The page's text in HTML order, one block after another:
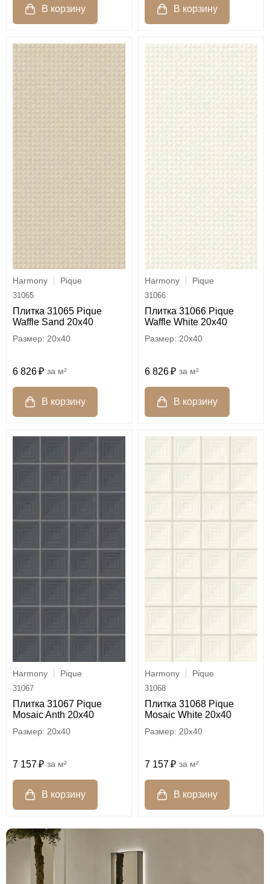
Harmony Pique
31065
Плитка 31065 Pique
Waffle Sand 20x40
20x40
6 826 м²
Harmony Pique
31066
Плитка 31066 Pique
Waffle White 20x40
20x40
6 826 м²
Harmony Pique
31067
Плитка 31067 Pique
Mosaic Anth 20x40
20x40
7 157 м²
Harmony Pique
31068
Плитка 31068 Pique
Mosaic White 20x40
20x40
7 157 м²